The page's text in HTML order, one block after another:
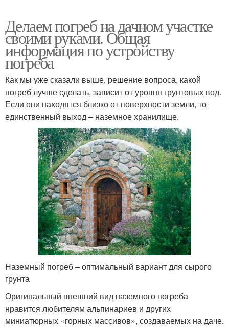
Делаем погреб на дачном участке
своими руками. Общая
информация по устройству
погреба
Как мы уже сказали выше, решение вопроса, какой
погреб лучше сделать, зависит от уровня грунтовых вод.
Если они находятся близко от поверхности земли, то
единственный выход – наземное хранилище.
Наземный погреб – оптимальный вариант для сырого
грунта
Оригинальный внешний вид наземного погреба
нравится любителям альпинариев и других
миниатюрных «горных массивов», создаваемых на даче.